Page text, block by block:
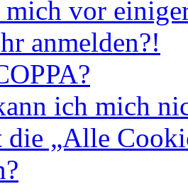
mich vor
anmelden?!
ich mich
„Alle